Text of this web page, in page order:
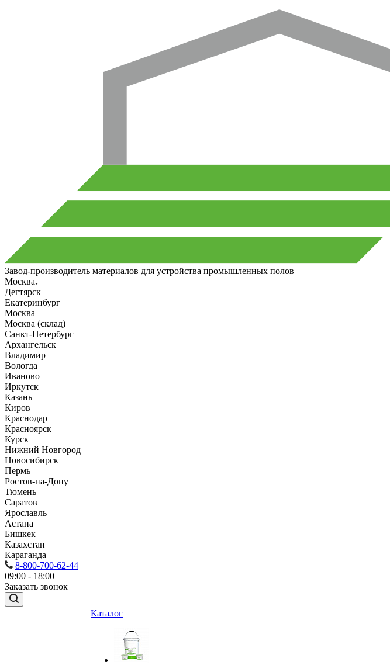
Завод-производитель материалов для устройства промышленных полов
Москва
Дегтярск
Екатеринбург
Москва
Москва (склад)
Санкт-Петербург
Архангельск
Владимир
Вологда
Иваново
Иркутск
Казань
Киров
Краснодар
Красноярск
Курск
Нижний Новгород
Новосибирск
Пермь
Ростов-на-Дону
Тюмень
Саратов
Ярославль
Астана
Бишкек
Казахстан
Караганда
8-800-700-62-44
09:00 - 18:00
Заказать звонок
Каталог